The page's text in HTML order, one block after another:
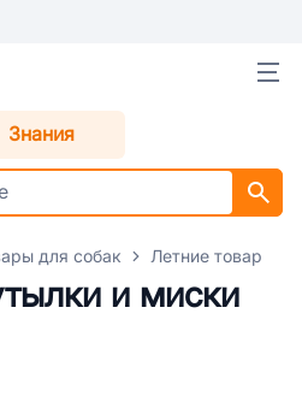
Знания
для собак Летние товары
и миски